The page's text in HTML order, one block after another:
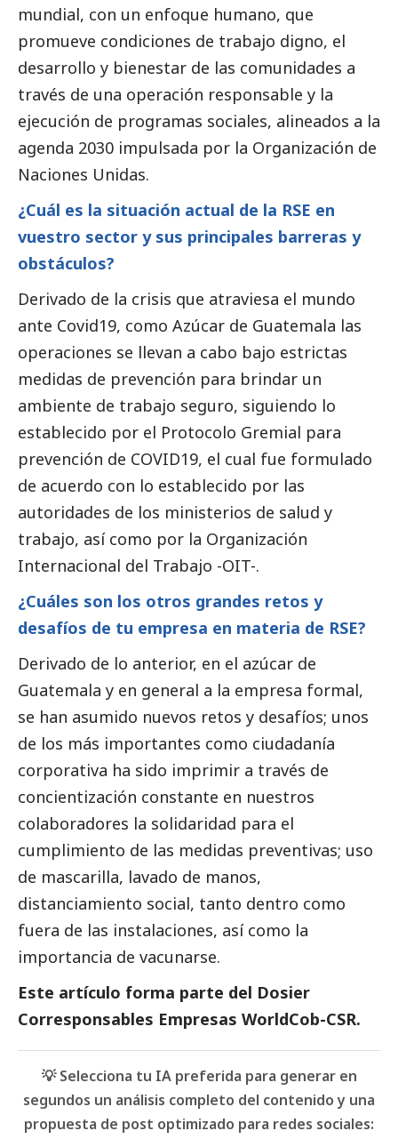
mundial, con un enfoque humano, que
promueve condiciones de trabajo digno, el
desarrollo y bienestar de las comunidades a
través de una operación responsable y la
ejecución de programas sociales, alineados a la
agenda 2030 impulsada por la Organización de
Naciones Unidas.
¿Cuál es la situación actual de la RSE en
vuestro sector y sus principales barreras y
obstáculos?
Derivado de la crisis que atraviesa el mundo
ante Covid19, como Azúcar de Guatemala las
operaciones se llevan a cabo bajo estrictas
medidas de prevención para brindar un
ambiente de trabajo seguro, siguiendo lo
establecido por el Protocolo Gremial para
prevención de COVID19, el cual fue formulado
de acuerdo con lo establecido por las
autoridades de los ministerios de salud y
trabajo, así como por la Organización
Internacional del Trabajo -OIT-.
¿Cuáles son los otros grandes retos y
desafíos de tu empresa en materia de RSE?
Derivado de lo anterior, en el azúcar de
Guatemala y en general a la empresa formal,
se han asumido nuevos retos y desafíos; unos
de los más importantes como ciudadanía
corporativa ha sido imprimir a través de
concientización constante en nuestros
colaboradores la solidaridad para el
cumplimiento de las medidas preventivas; uso
de mascarilla, lavado de manos,
distanciamiento social, tanto dentro como
fuera de las instalaciones, así como la
importancia de vacunarse.
Este artículo forma parte del Dosier
Corresponsables Empresas WorldCob-CSR.
💡 Selecciona tu IA preferida para generar en
segundos un análisis completo del contenido y una
propuesta de post optimizado para redes sociales: